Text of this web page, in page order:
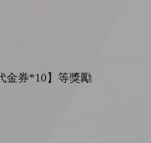
金券*10】等獎勵